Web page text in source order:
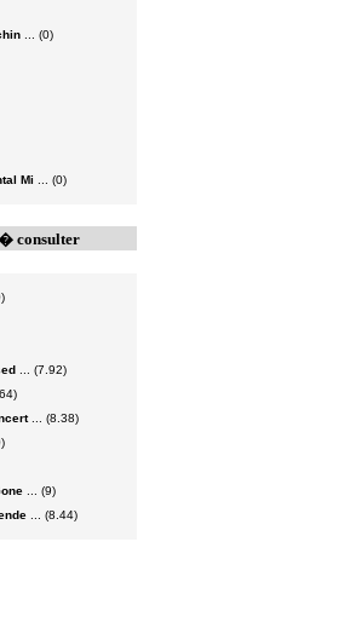
... (0)
Mi ... (0)
consulter
... (7.92)
... (8.38)
... (9)
... (8.44)